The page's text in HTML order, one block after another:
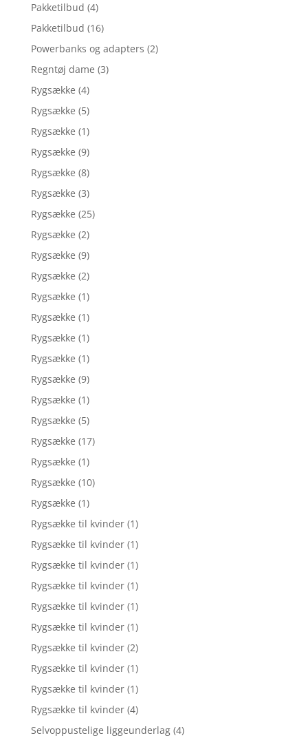
Pakketilbud (4)
Pakketilbud (16)
Powerbanks og adapters (2)
Regntøj dame (3)
Rygsække (4)
Rygsække (5)
Rygsække (1)
Rygsække (9)
Rygsække (8)
Rygsække (3)
Rygsække (25)
Rygsække (2)
Rygsække (9)
Rygsække (2)
Rygsække (1)
Rygsække (1)
Rygsække (1)
Rygsække (1)
Rygsække (9)
Rygsække (1)
Rygsække (5)
Rygsække (17)
Rygsække (1)
Rygsække (10)
Rygsække (1)
Rygsække til kvinder (1)
Rygsække til kvinder (1)
Rygsække til kvinder (1)
Rygsække til kvinder (1)
Rygsække til kvinder (1)
Rygsække til kvinder (1)
Rygsække til kvinder (2)
Rygsække til kvinder (1)
Rygsække til kvinder (1)
Rygsække til kvinder (4)
Selvoppustelige liggeunderlag (4)